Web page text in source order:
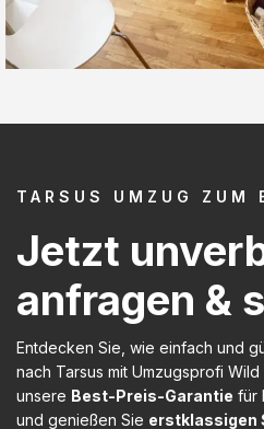
TARSUS UMZUG ZUM
Jetzt
anfragen &
Entdecken Sie, wie einfach und
nach Tarsus mit Umzugsprofi
unsere Best-Preis-Garantie für
und genießen Sie erstklassigen